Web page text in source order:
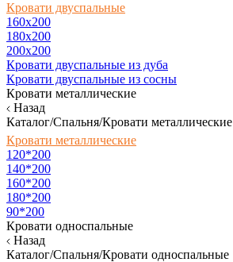
Кровати двуспальные
160х200
180x200
200x200
Кровати двуспальные из дуба
Кровати двуспальные из сосны
Кровати металлические
Назад
Каталог/Спальня/Кровати металлические
Кровати металлические
120*200
140*200
160*200
180*200
90*200
Кровати односпальные
Назад
Каталог/Спальня/Кровати односпальные